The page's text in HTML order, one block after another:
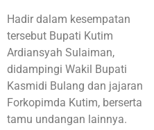
Hadir dalam kesempatan
tersebut Bupati Kutim
Ardiansyah Sulaiman,
didampingi Wakil Bupati
Kasmidi Bulang dan jajaran
Forkopimda Kutim, berserta
tamu undangan lainnya.